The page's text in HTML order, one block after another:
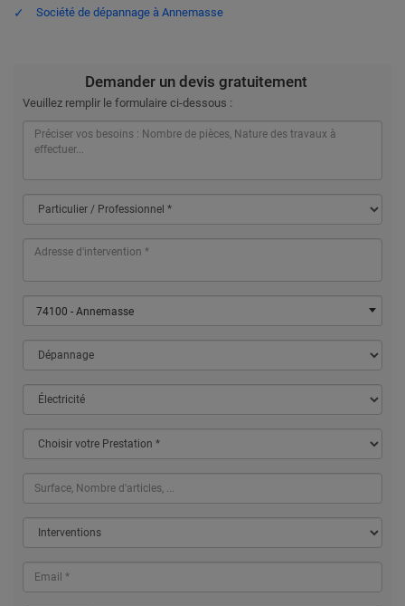
Société de dépannage à Annemasse
Demander un devis gratuitement
Veuillez remplir le formulaire ci-dessous :
74100 - Annemasse